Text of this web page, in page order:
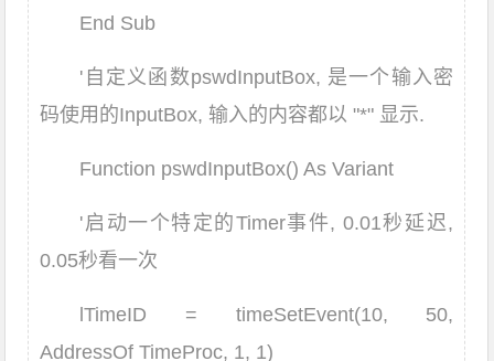
End Sub
'自定义函数pswdInputBox, 是一个输入密
码使用的InputBox, 输入的内容都以 "*" 显示.
Function pswdInputBox() As Variant
'启动一个特定的Timer事件, 0.01秒延迟,
0.05秒看一次
lTimeID = timeSetEvent(10, 50,
AddressOf TimeProc, 1, 1)